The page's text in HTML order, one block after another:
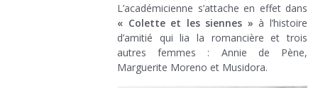
L’académicienne s’attache en effet dans
« Colette et les siennes » à l’histoire
d’amitié qui lia la romancière et trois
autres femmes : Annie de Pène,
Marguerite Moreno et Musidora.